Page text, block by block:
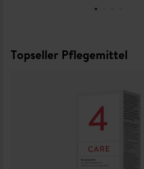
Topseller Pflegemittel